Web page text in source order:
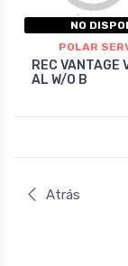
NO
POLAR
REC VANTAGE
AL W/O B
Atrás